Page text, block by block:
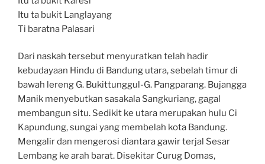
Itu ta bukit Langlayang
Ti baratna Palasari
Dari naskah tersebut menyuratkan telah hadir
kebudayaan Hindu di Bandung utara, sebelah timur di
bawah lereng G. Bukittunggul-G. Pangparang. Bujangga
Manik menyebutkan sasakala Sangkuriang, gagal
membangun situ. Sedikit ke utara merupakan hulu Ci
Kapundung, sungai yang membelah kota Bandung.
Mengalir dan mengerosi diantara gawir terjal Sesar
Lembang ke arah barat. Disekitar Curug Domas,